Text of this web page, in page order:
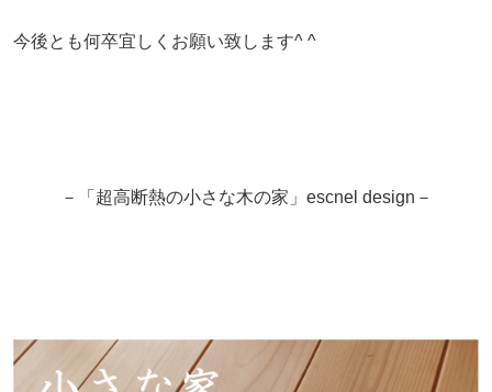
今後とも何卒宜しくお願い致します^ ^
－「超高断熱の小さな木の家」escnel design－